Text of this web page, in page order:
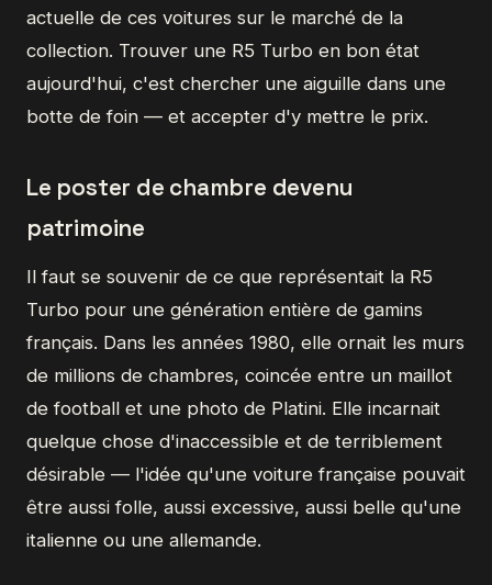
actuelle de ces voitures sur le marché de la
collection. Trouver une R5 Turbo en bon état
aujourd'hui, c'est chercher une aiguille dans une
botte de foin — et accepter d'y mettre le prix.
Le poster de chambre devenu
patrimoine
Il faut se souvenir de ce que représentait la R5
Turbo pour une génération entière de gamins
français. Dans les années 1980, elle ornait les murs
de millions de chambres, coincée entre un maillot
de football et une photo de Platini. Elle incarnait
quelque chose d'inaccessible et de terriblement
désirable — l'idée qu'une voiture française pouvait
être aussi folle, aussi excessive, aussi belle qu'une
italienne ou une allemande.